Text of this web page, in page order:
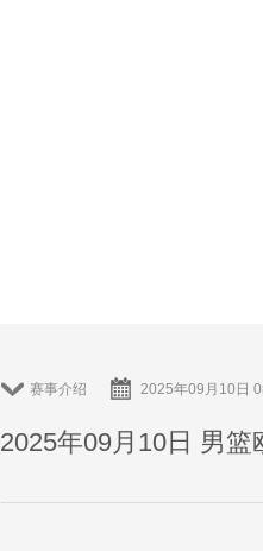
赛事介绍 2025年09月10日
2025年09月10日 男